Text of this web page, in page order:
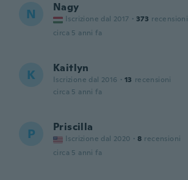
N Nagy
Iscrizione dal 2017 · 373 recensioni
circa 5 anni fa
K Kaitlyn
Iscrizione dal 2016 · 13 recensioni
circa 5 anni fa
P Priscilla
Iscrizione dal 2020 · 8 recensioni
circa 5 anni fa